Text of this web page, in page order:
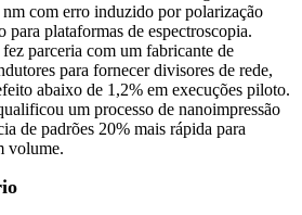
com erro induzido por polarização
plataformas de espectroscopia.
parceria com um fabricante de
para fornecer divisores de rede,
abaixo de 1,2% em execuções piloto.
um processo de nanoimpressão
de padrões 20% mais rápida para
volume.